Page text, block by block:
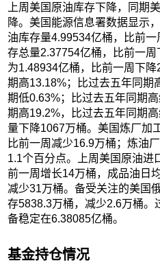
上周美国原油库存下降，同期
降。美国能源信息署数据显示
油库存量4.99534亿桶，比前
存总量2.37754亿桶，比前一
为1.48934亿桶，比前一周下
期高13.18%；比过去五年同期
期低0.63%；比过去五年同期
期高19.2%，比过去五年同期
量下降1067万桶。美国炼厂加
比前一周减少16.9万桶；炼油
1.1个百分点。上周美国原油进
前一周增长14万桶，成品油日
减少31万桶。备受关注的美国
存5838.3万桶，减少2.6万桶。
备稳定在6.38085亿桶。
基金持仓情况